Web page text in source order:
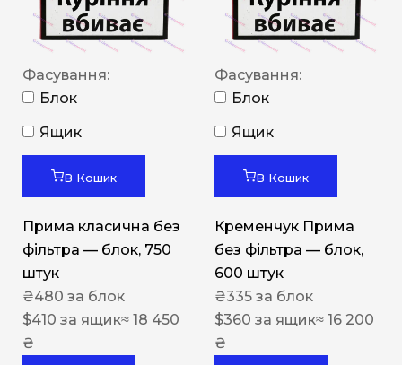
Фасування:
Блок
Ящик
В Кошик
Прима класична без
фільтра — блок, 750
штук
₴480 за блок
$410 за ящик≈ 18 450
₴
Фасування:
Блок
Ящик
В Кошик
Кременчук Прима
без фільтра — блок,
600 штук
₴335 за блок
$360 за ящик≈ 16 200
₴